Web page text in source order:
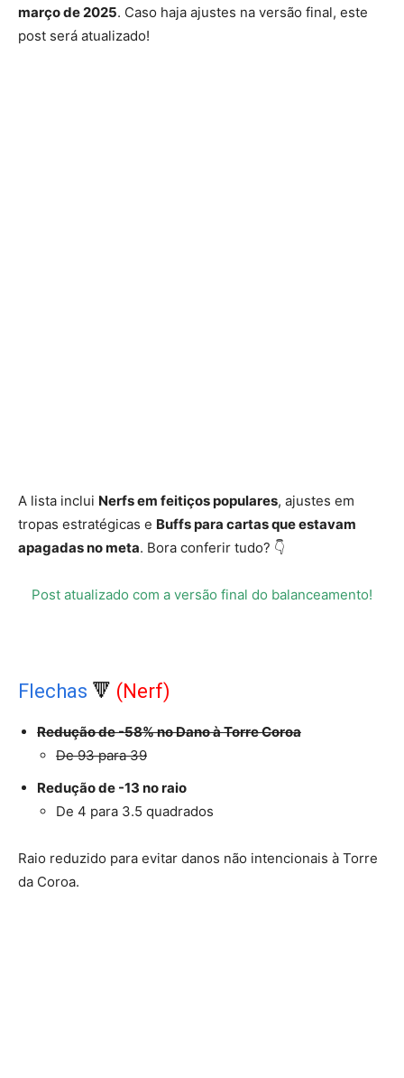
março de 2025. Caso haja ajustes na versão final, este
post será atualizado!
A lista inclui Nerfs em feitiços populares, ajustes em
tropas estratégicas e Buffs para cartas que estavam
apagadas no meta. Bora conferir tudo? 👇
Post atualizado com a versão final do balanceamento!
Flechas 🔻 (Nerf)
Redução de -58% no Dano à Torre Coroa
De 93 para 39
Redução de -13 no raio
De 4 para 3.5 quadrados
Raio reduzido para evitar danos não intencionais à Torre
da Coroa.